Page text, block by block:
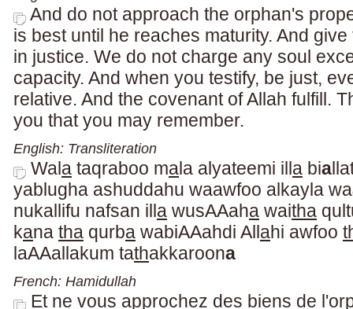
And do not approach the orphan's
is best until he reaches maturity. And
in justice. We do not charge any soul
capacity. And when you testify, be just,
relative. And the covenant of Allah fulfill.
you that you may remember.
English: Transliteration
Wala taqraboo mala alyateemi illa bia
yablugha ashuddahu waawfoo alkayla wa
nukallifu nafsan illa wusAAaha waitha
kana tha qurba wabiAAahdi Allahi awfoo
laAAallakum tathakkaroona
French: Hamidullah
Et ne vous approchez des biens de